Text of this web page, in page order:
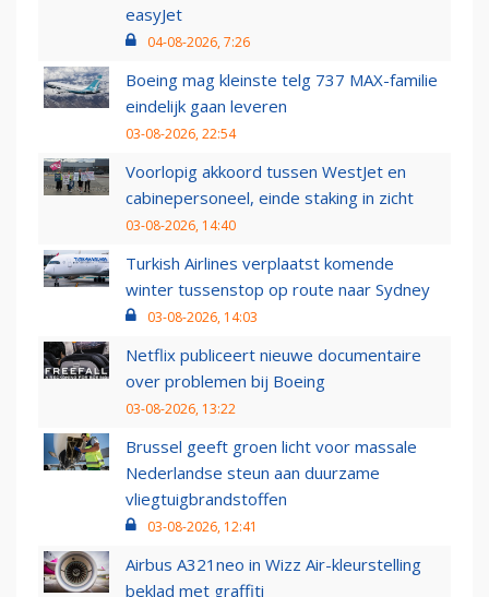
easyJet
04-08-2026, 7:26
Boeing mag kleinste telg 737 MAX-familie
eindelijk gaan leveren
03-08-2026, 22:54
Voorlopig akkoord tussen WestJet en
cabinepersoneel, einde staking in zicht
03-08-2026, 14:40
Turkish Airlines verplaatst komende
winter tussenstop op route naar Sydney
03-08-2026, 14:03
Netflix publiceert nieuwe documentaire
over problemen bij Boeing
03-08-2026, 13:22
Brussel geeft groen licht voor massale
Nederlandse steun aan duurzame
vliegtuigbrandstoffen
03-08-2026, 12:41
Airbus A321neo in Wizz Air-kleurstelling
beklad met graffiti